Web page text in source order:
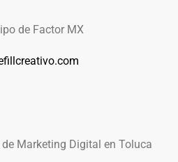
Marketing Digital en Toluca